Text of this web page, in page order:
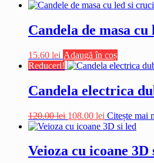
Candela de masa
15.60 lei Adaugă în coș
Reduceri!
Candela electrica
120.00lei Prețul
inițial
fost:
120.00 lei.
108.00 lei Prețul
curent
108.00 lei.
Citește mai
Veioza cu icoane 3D